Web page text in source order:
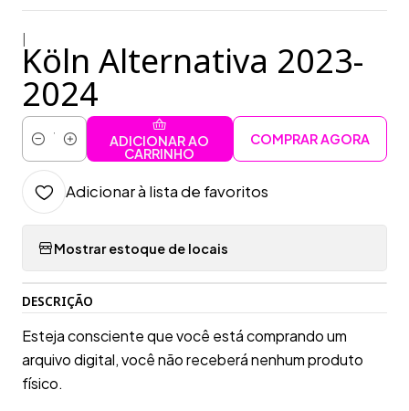
Köln Alternativa 2023-
2024
Quantidade
ADICIONAR AO
CARRINHO
COMPRAR AGORA
Adicionar à lista de favoritos
Mostrar estoque de locais
DESCRIÇÃO
Esteja consciente que você está comprando um
arquivo digital, você não receberá nenhum produto
físico.